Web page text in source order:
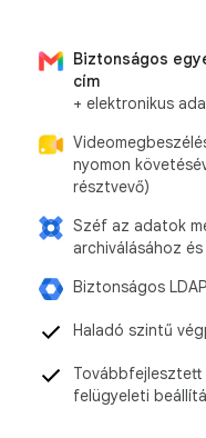
Biztonságos
cím
+ elektronikus
nyomon
résztvevő)
Széf az adatok
archiválásához
Biztonságos LDAP
Haladó szintű
felügyeleti